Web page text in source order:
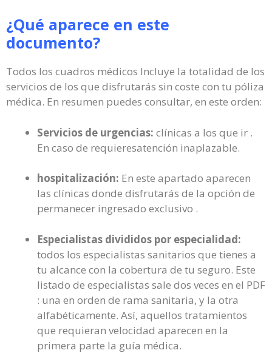
¿Qué aparece en este
documento?
Todos los cuadros médicos Incluye la totalidad de los
servicios de los que disfrutarás sin coste con tu póliza
médica. En resumen puedes consultar, en este orden:
Servicios de urgencias: clínicas a los que ir .
En caso de requieresatención inaplazable.
hospitalización: En este apartado aparecen
las clínicas donde disfrutarás de la opción de
permanecer ingresado exclusivo .
Especialistas divididos por especialidad:
todos los especialistas sanitarios que tienes a
tu alcance con la cobertura de tu seguro. Este
listado de especialistas sale dos veces en el PDF
: una en orden de rama sanitaria, y la otra
alfabéticamente. Así, aquellos tratamientos
que requieran velocidad aparecen en la
primera parte la guía médica.